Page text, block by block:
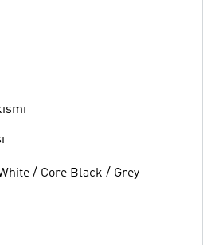
/ Core Black / Grey